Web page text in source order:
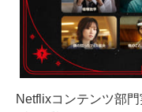
Netflixコンテンツ部